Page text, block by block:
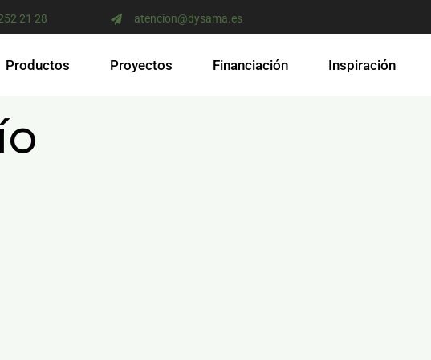
21 28 atencion@dysama.es
Productos Proyectos Financiación Inspiración